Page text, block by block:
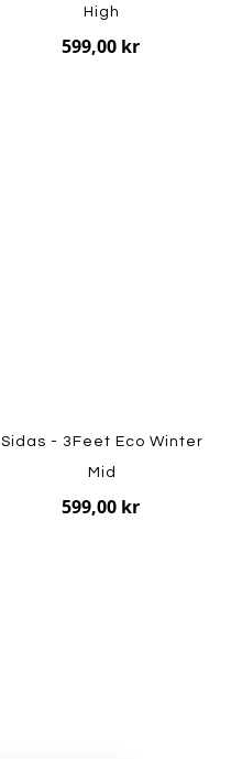
High
599,00 kr
Sidas - 3Feet Eco Winter
Mid
599,00 kr